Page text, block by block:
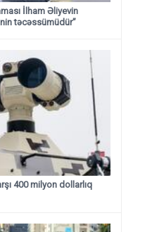
İlham Əliyevin
təcəssümüdür”
400 milyon dollarlıq